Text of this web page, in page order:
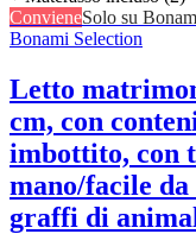
ConvieneSolo su
Bonami Selection
Letto
cm, con
imbottito, con
mano/facile da
graffi di